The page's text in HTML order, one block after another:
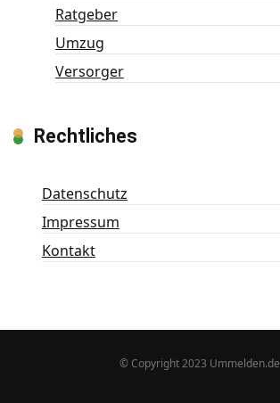
Ratgeber
Umzug
Versorger
Rechtliches
Datenschutz
Impressum
Kontakt
© Copyright 2023 Ummelden.de